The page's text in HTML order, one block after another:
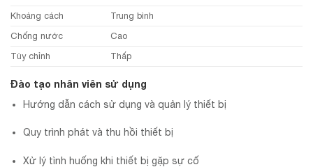
Khoảng cách
Trung bình
Chống nước
Cao
Tùy chỉnh
Thấp
Đào tạo nhân viên sử dụng
Hướng dẫn cách sử dụng và quản lý thiết bị
Quy trình phát và thu hồi thiết bị
Xử lý tình huống khi thiết bị gặp sự cố